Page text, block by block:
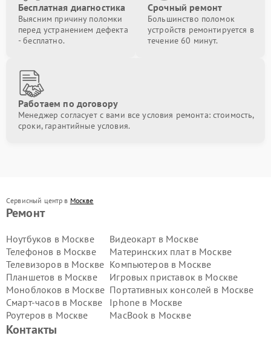
Бесплатная диагностика
Выясним причину поломки
перед устранением дефекта
- бесплатно.
Срочный ремонт
Большинство поломок
устройств ремонтируется в
течение 60 минут.
Работаем по договору
Менеджер согласует с вами все условия ремонта: стоимость,
сроки, гарантийные условия.
Сервисный центр в Москве
Ремонт
Ноутбуков в Москве
Телефонов в Москве
Телевизоров в Москве
Планшетов в Москве
Моноблоков в Москве
Смарт-часов в Москве
Роутеров в Москве
Видеокарт в Москве
Материнских плат в Москве
Компьютеров в Москве
Игровых приставок в Москве
Портативных консолей в Москве
Iphone в Москве
MacBook в Москве
Контакты